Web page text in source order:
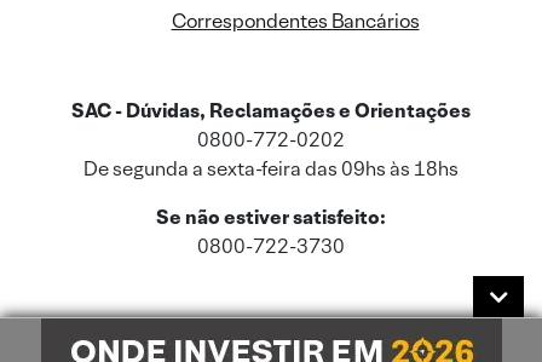
Correspondentes Bancários
SAC - Dúvidas, Reclamações e Orientações
0800-772-0202
De segunda a sexta-feira das 09hs às 18hs
Se não estiver satisfeito:
0800-722-3730
Este site usa cookies e dados pessoais de acordo com a nossaPolítica de
Cookies
e a nossaPolítica de Privacidade.